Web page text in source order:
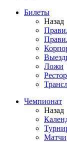
Билеты
Назад
Ложи
Чемпионат
Назад
Матчи